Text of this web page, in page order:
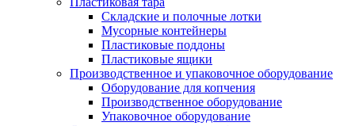
Складские и полочные лотки
Мусорные контейнеры
Пластиковые поддоны
Пластиковые ящики
Производственное и упаковочное оборудование
Оборудование для копчения
Производственное оборудование
Упаковочное оборудование